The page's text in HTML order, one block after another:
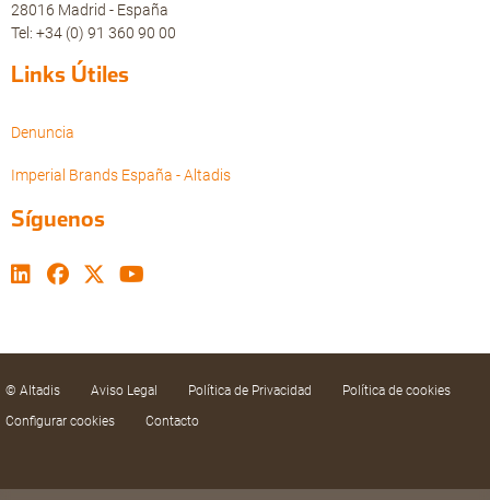
28016 Madrid - España
Tel: +34 (0) 91 360 90 00
Links Útiles
Denuncia
Imperial Brands España - Altadis
Síguenos
© Altadis Aviso Legal Política de Privacidad
Política de cookies
Configurar cookies
Contacto